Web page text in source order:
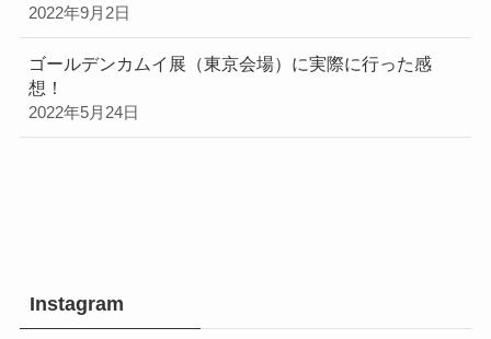
2022年9月2日
ゴールデンカムイ展（東京会場）に実際に行った感
想！
2022年5月24日
Instagram